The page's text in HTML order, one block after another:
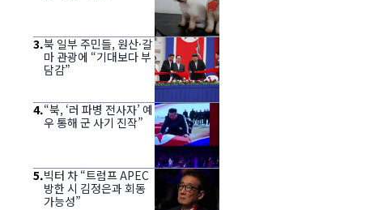
3.북 일부 주민들, 원산·갈
마 관광에 “기대보다 부
담감”
4.“북, ‘러 파병 전사자’ 예
우 통해 군 사기 진작”
5.빅터 차 “트럼프 APEC
방한 시 김정은과 회동
가능성”